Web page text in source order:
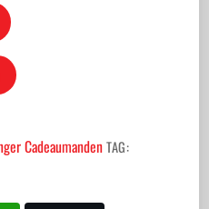
CadeaumandenTAG: